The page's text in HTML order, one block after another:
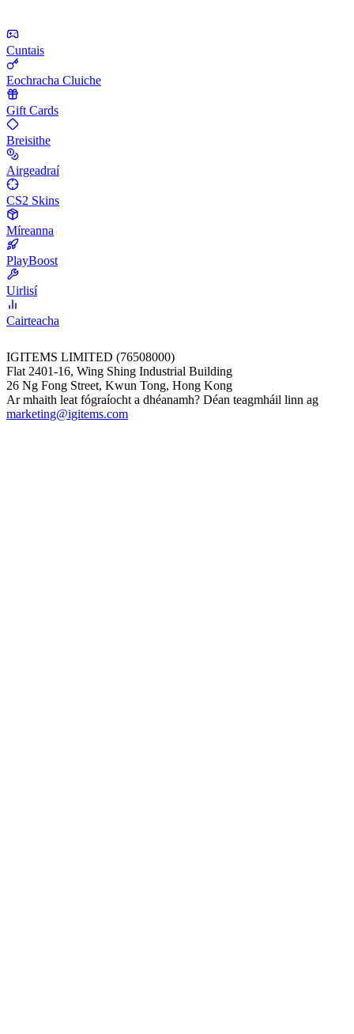
Cuntais
Eochracha Cluiche
Gift Cards
Breisithe
Airgeadraí
CS2 Skins
Míreanna
PlayBoost
Uirlisí
Cairteacha
IGITEMS LIMITED (76508000)
Flat 2401-16, Wing Shing Industrial Building
26 Ng Fong Street, Kwun Tong, Hong Kong
Ar mhaith leat fógraíocht a dhéanamh? Déan teagmháil linn ag
marketing@igitems.com